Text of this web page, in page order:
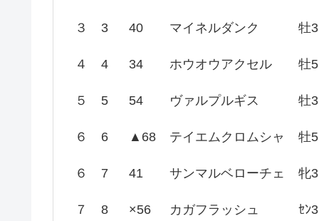
３ 3 40 マイネルダンク 牡3
４ 4 34 ホウオウアクセル 牡5
５ 5 54 ヴァルプルギス 牡3
６ 6 ▲68 テイエムクロムシャ 牡5
６ 7 41 サンマルベローチェ 牝3
７ 8 ×56 カガフラッシュ ｾﾝ3